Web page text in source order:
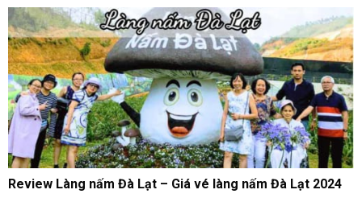
Review Làng nấm Đà Lạt – Giá vé làng nấm Đà Lạt 2024